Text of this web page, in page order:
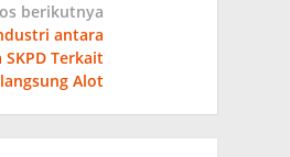
berikutnya
antara
Terkait
Alot